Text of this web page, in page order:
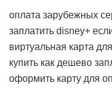
оплата зарубежных
заплатить disney+
виртуальная карта
купить как дешево
оформить карту для